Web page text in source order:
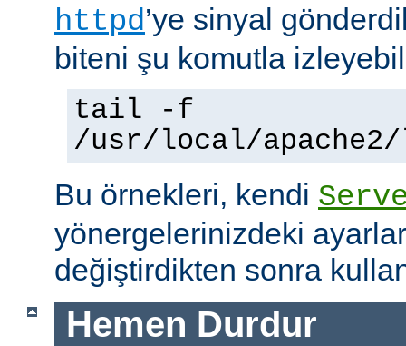
httpd’ye sinyal
biteni şu komutla
tail -f
/usr/local/
Bu örnekleri, kendi
yönergelerinizdeki
değiştirdikten sonra
Hemen Durdur